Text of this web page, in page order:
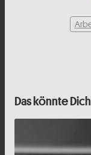
Das könnte